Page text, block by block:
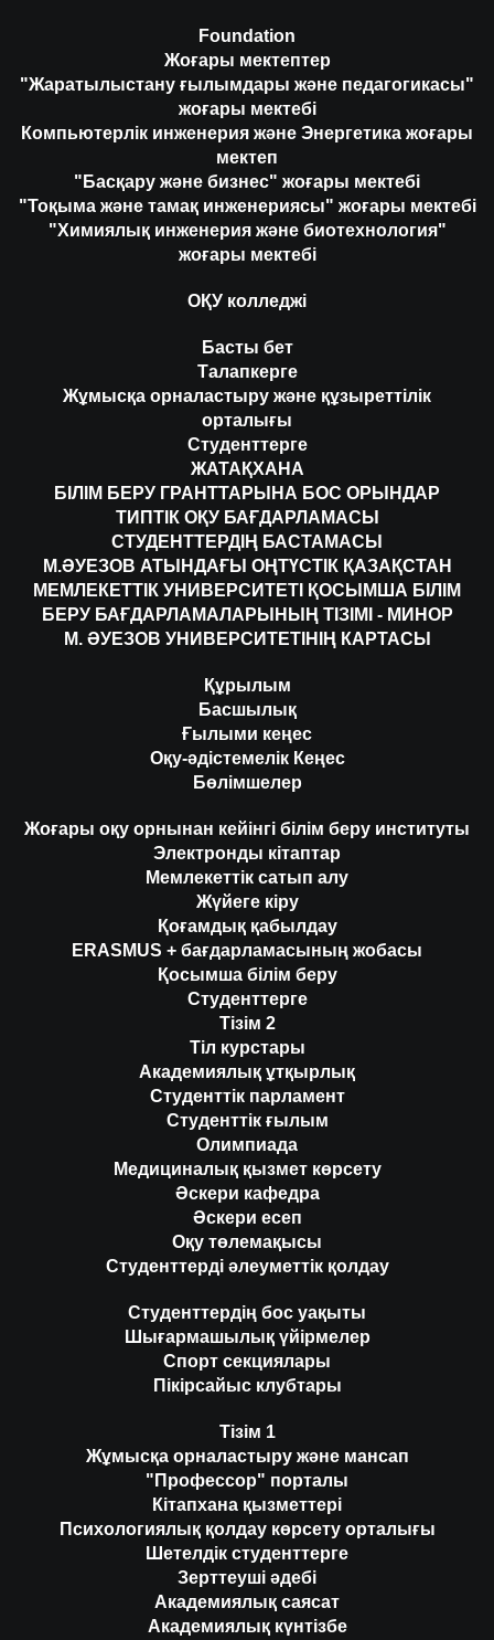
Foundation
Жоғары мектептер
"Жаратылыстану ғылымдары және педагогикасы"
жоғары мектебі
Компьютерлік инженерия және Энергетика жоғары
мектеп
"Басқару және бизнес" жоғары мектебі
"Тоқыма және тамақ инженериясы" жоғары мектебі
"Химиялық инженерия және биотехнология"
жоғары мектебі
ОҚУ колледжі
Басты бет
Талапкерге
Жұмысқа орналастыру және құзыреттілік
орталығы
Студенттерге
ЖАТАҚХАНА
БІЛІМ БЕРУ ГРАНТТАРЫНА БОС ОРЫНДАР
ТИПТІК ОҚУ БАҒДАРЛАМАСЫ
СТУДЕНТТЕРДІҢ БАСТАМАСЫ
М.ӘУЕЗОВ АТЫНДАҒЫ ОҢТҮСТІК ҚАЗАҚСТАН
МЕМЛЕКЕТТІК УНИВЕРСИТЕТІ ҚОСЫМША БІЛІМ
БЕРУ БАҒДАРЛАМАЛАРЫНЫҢ ТІЗІМІ - МИНОР
М. ӘУЕЗОВ УНИВЕРСИТЕТІНІҢ КАРТАСЫ
Құрылым
Басшылық
Ғылыми кеңес
Оқу-әдістемелік Кеңес
Бөлімшелер
Жоғары оқу орнынан кейінгі білім беру институты
Электронды кітаптар
Мемлекеттік сатып алу
Жүйеге кіру
Қоғамдық қабылдау
ERASMUS + бағдарламасының жобасы
Қосымша білім беру
Студенттерге
Тізім 2
Тіл курстары
Академиялық ұтқырлық
Студенттік парламент
Студенттік ғылым
Олимпиада
Медициналық қызмет көрсету
Әскери кафедра
Әскери есеп
Оқу төлемақысы
Студенттерді әлеуметтік қолдау
Студенттердің бос уақыты
Шығармашылық үйірмелер
Спорт секциялары
Пікірсайыс клубтары
Тізім 1
Жұмысқа орналастыру және мансап
"Профессор" порталы
Кітапхана қызметтері
Психологиялық қолдау көрсету орталығы
Шетелдік студенттерге
Зерттеуші әдебі
Академиялық саясат
Академиялық күнтізбе